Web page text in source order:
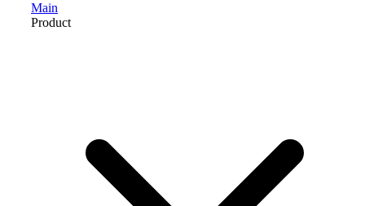
Main
Product